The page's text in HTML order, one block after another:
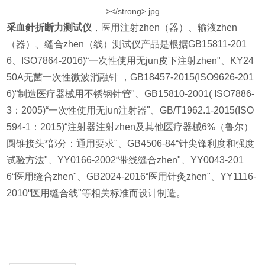
采血針折断力测试仪 ，医用注射zhen（器）、输液zhen
（器）、缝合zhen（线）测试仪产品是根据GB15811-201
6、ISO7864-2016)“一次性使用无jun皮下注射zhen"、KY24
50A无菌一次性微波消融针 ，GB18457-2015(ISO9626-201
6)“制造医疗器械用不锈钢针管"、GB15810-2001( ISO7886-
3：2005)“一次性使用无jun注射器"、GB/T1962.1-2015(ISO
594-1：2015)“注射器注射zhen及其他医疗器械6%（鲁尔）
圆锥接头*部分：通用要求"、GB4506-84“针尖锋利度和强度
试验方法"、YY0166-2002“带线缝合zhen"、YY0043-201
6“医用缝合zhen"、GB2024-2016“医用针灸zhen"、YY1116-
2010“医用缝合线"等相关标准而设计制造。